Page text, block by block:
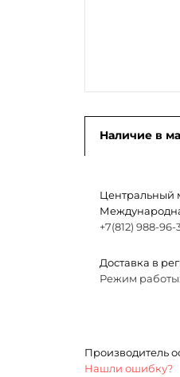
Наличие в
Центральный
+7(812) 988-96-
Доставка в
Режим
Производитель
Нашли ошибку?